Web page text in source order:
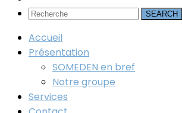
SEARCH
Accueil
Présentation
SOMEDEN en bref
Notre groupe
Services